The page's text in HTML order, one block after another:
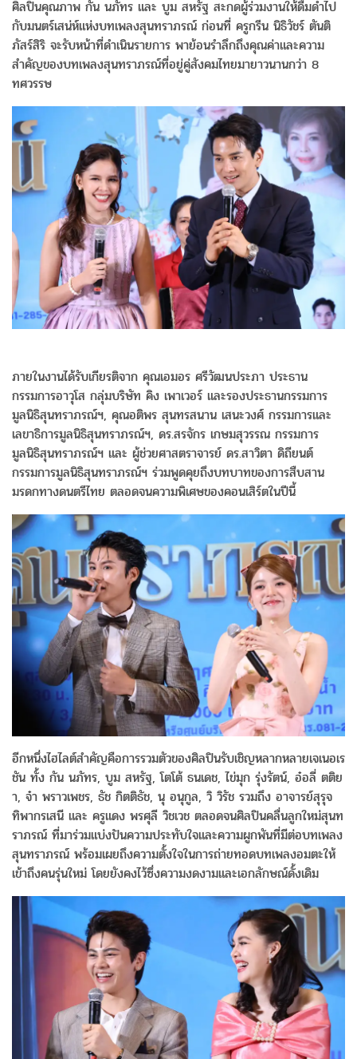
ศิลปินคุณภาพ กัน นภัทร และ บูม สหรัฐ สะกดผู้ร่วมงานให้ดื่มด่ำไป
กับมนตร์เสน่ห์แห่งบทเพลงสุนทราภรณ์ ก่อนที่ ครูกรีน นิธิวัชร์ ตันติ
ภัสร์สิริ จะรับหน้าที่ดำเนินรายการ พาย้อนรำลึกถึงคุณค่าและความ
สำคัญของบทเพลงสุนทราภรณ์ที่อยู่คู่สังคมไทยมายาวนานกว่า 8
ทศวรรษ
ภายในงานได้รับเกียรติจาก คุณเอมอร ศรีวัฒนประภา ประธาน
กรรมการอาวุโส กลุ่มบริษัท คิง เพาเวอร์ และรองประธานกรรมการ
มูลนิธิสุนทราภรณ์ฯ, คุณอติพร สุนทรสนาน เสนะวงศ์ กรรมการและ
เลขาธิการมูลนิธิสุนทราภรณ์ฯ, ดร.สรจักร เกษมสุวรรณ กรรมการ
มูลนิธิสุนทราภรณ์ฯ และ ผู้ช่วยศาสตราจารย์ ดร.สาวิตา ดิถียนต์
กรรมการมูลนิธิสุนทราภรณ์ฯ ร่วมพูดคุยถึงบทบาทของการสืบสาน
มรดกทางดนตรีไทย ตลอดจนความพิเศษของคอนเสิร์ตในปีนี้
อีกหนึ่งไฮไลต์สำคัญคือการรวมตัวของศิลปินรับเชิญหลากหลายเจเนอเร
ชัน ทั้ง กัน นภัทร, บูม สหรัฐ, โตโต้ ธนเดช, ไข่มุก รุ่งรัตน์, อ๋อลี่ ตติย
า, จ๋า พราวเพชร, ธัช กิตติธัช, นุ อนุกูล, วิ วิรัช รวมถึง อาจารย์สุรุจ
ทิพากรเสนี และ ครูแดง พรศุลี วิชเวช ตลอดจนศิลปินคลื่นลูกใหม่สุนท
ราภรณ์ ที่มาร่วมแบ่งปันความประทับใจและความผูกพันที่มีต่อบทเพลง
สุนทราภรณ์ พร้อมเผยถึงความตั้งใจในการถ่ายทอดบทเพลงอมตะให้
เข้าถึงคนรุ่นใหม่ โดยยังคงไว้ซึ่งความงดงามและเอกลักษณ์ดั้งเดิม